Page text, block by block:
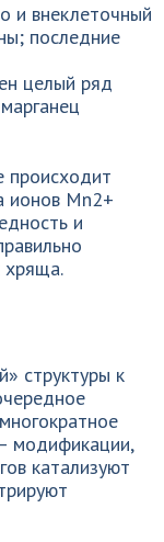
и внеклеточный
последние
целый ряд
происходит
ионов Mn2+
и
хряща.
структуры к
модификации,
катализуют